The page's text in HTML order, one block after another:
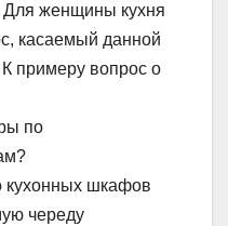
Для женщины кухня
касаемый данной
примеру вопрос о
по
кухонных шкафов
череду